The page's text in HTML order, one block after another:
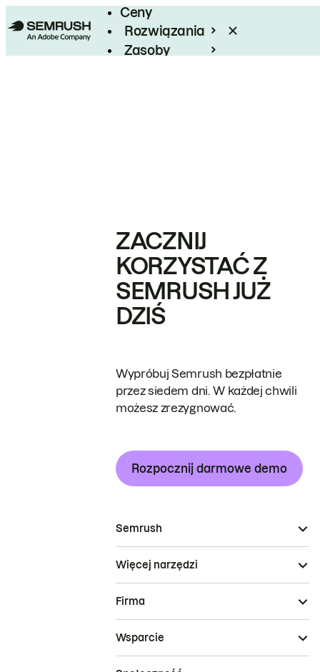
Ceny
Rozwiązania
Zasoby
ZACZNIJ
KORZYSTAĆ Z
SEMRUSH JUŻ
DZIŚ
Wypróbuj Semrush bezpłatnie
przez siedem dni. W każdej chwili
możesz zrezygnować.
Rozpocznij darmowe demo
Semrush
Więcej narzędzi
Firma
Wsparcie